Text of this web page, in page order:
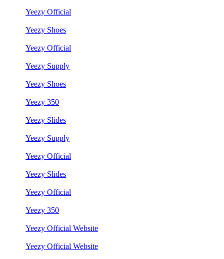
Yeezy Official
Yeezy Shoes
Yeezy Official
Yeezy Supply
Yeezy Shoes
Yeezy 350
Yeezy Slides
Yeezy Supply
Yeezy Official
Yeezy Slides
Yeezy Official
Yeezy 350
Yeezy Official Website
Yeezy Official Website